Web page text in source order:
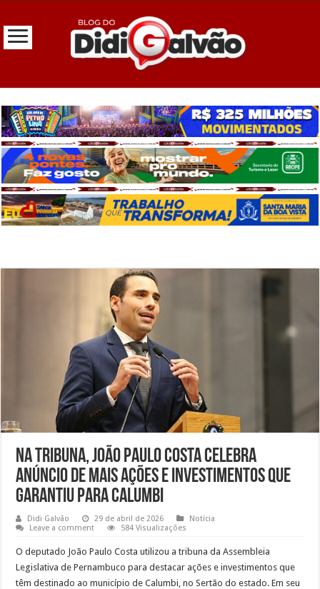
Na tribuna, João Paulo Costa celebra
anúncio de mais ações e investimentos que
garantiu para Calumbi
Didi Galvão 29 de abril de 2026
Notícia
Leave a comment
584 Visualizações
O deputado João Paulo Costa utilizou a tribuna da Assembleia
Legislativa de Pernambuco para destacar ações e investimentos que
têm destinado ao município de Calumbi, no Sertão do estado. Em seu